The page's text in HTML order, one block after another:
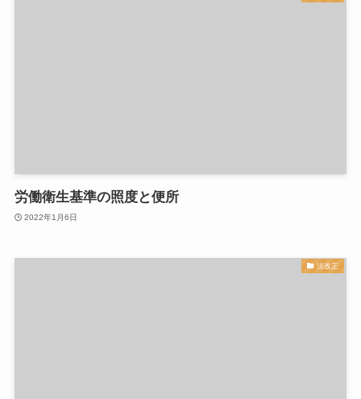
労働衛生基準の照度と便所
2022年1月6日
法改正